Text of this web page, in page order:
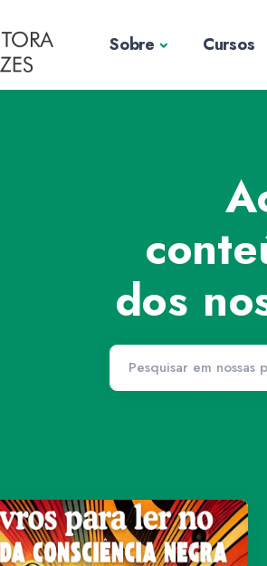
Sobre Cursos
dos